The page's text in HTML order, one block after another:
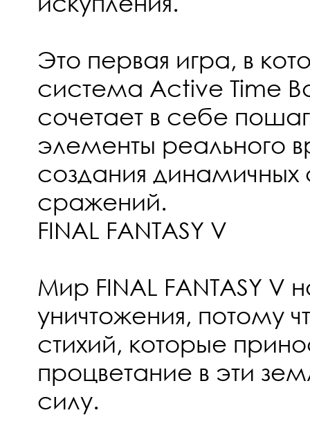
Это первая игра, в
система Active Time
сочетает в себе
элементы реального
создания динамичных
сражений.
FINAL FANTASY V
Мир FINAL FANTASY V
уничтожения, потому
стихий, которые
процветание в эти
силу.